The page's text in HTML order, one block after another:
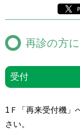
再診の方
受付
1Ｆ「再来受付機」
さい。